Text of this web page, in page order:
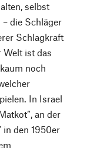
selbst
die Schläger
Schlagkraft
Welt ist das
noch
In Israel
an der
in den 1950er